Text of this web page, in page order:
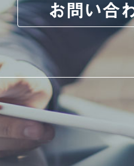
お問い合